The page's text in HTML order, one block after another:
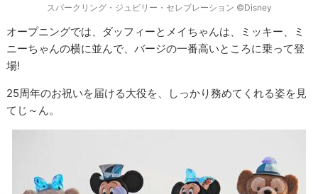
スパークリング・ジュビリー・セレブレーション ©Disney
オープニングでは、ダッフィーとメイちゃんは、ミッキー、ミ
ニーちゃんの横に並んで、バージの一番高いところに乗って登
場!
25周年のお祝いを届ける大役を、しっかり務めてくれる姿を見
てじ～ん。